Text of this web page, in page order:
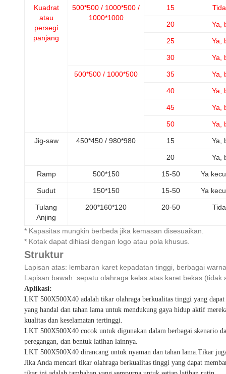
Kuadrat
atau
persegi
panjang
500*500 / 1000*500 /
1000*1000
15
20 Ya,
25 Ya,
30 Ya,
500*500 / 1000*500 35 Ya,
40 Ya,
45 Ya,
50 Ya,
Jig-saw 450*450 / 980*980 15 Ya,
20 Ya,
Ramp 500*150 15-50 Ya
Sudut 150*150 15-50 Ya
Tulang
Anjing
200*160*120 20-50
* Kapasitas mungkin berbeda jika kemasan disesuaikan.
* Kotak dapat dihiasi dengan logo atau pola khusus.
Struktur
Lapisan atas: lembaran karet kepadatan tinggi, berbagai
Lapisan bawah: sepatu olahraga kelas atas karet bekas (tidak
Aplikasi:
LKT 500X500X40 adalah tikar olahraga berkualitas tinggi yang
yang handal dan tahan lama untuk mendukung gaya hidup aktif
kualitas dan keselamatan tertinggi.
LKT 500X500X40 cocok untuk digunakan dalam berbagai skenario
peregangan, dan bentuk latihan lainnya.
LKT 500X500X40 dirancang untuk nyaman dan tahan lama.Tikar
Jika Anda mencari tikar olahraga berkualitas tinggi yang dapat